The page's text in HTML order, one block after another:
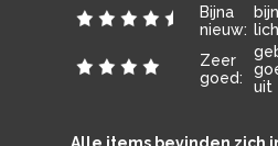
Bijna
nieuw:
Zeer
goed:
uit